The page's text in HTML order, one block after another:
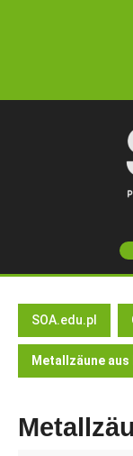
SOA.edu.pl
Metallzäune aus